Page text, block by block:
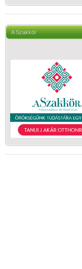
A Szakkör